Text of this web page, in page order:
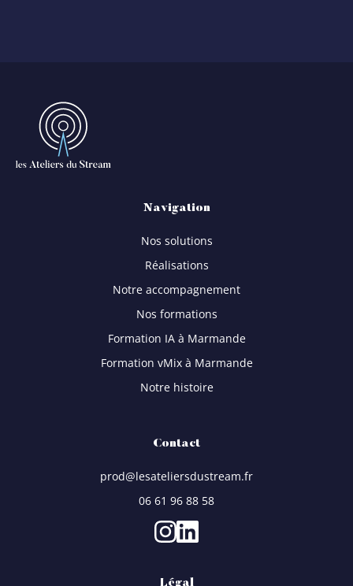
Navigation
Nos solutions
Réalisations
Notre accompagnement
Nos formations
Formation IA à Marmande
Formation vMix à Marmande
Notre histoire
Contact
prod@lesateliersdustream.fr
06 61 96 88 58
Légal